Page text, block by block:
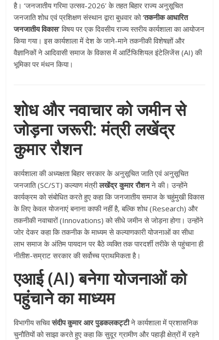
है। ‘जनजातीय गरिमा उत्सव-2026’ के तहत बिहार राज्य अनुसूचित
जनजाति शोध एवं प्रशिक्षण संस्थान द्वारा बुधवार को‘तकनीक आधारित
जनजातीय विकास’विषय पर एक दिवसीय राज्य स्तरीय कार्यशाला का आयोजन
किया गया। इस कार्यशाला में देश के जाने-माने तकनीकी विशेषज्ञों और
वैज्ञानिकों ने आदिवासी समाज के विकास में आर्टिफिशियल इंटेलिजेंस (AI) की
भूमिका पर मंथन किया।
शोध और नवाचार को जमीन से
जोड़ना जरूरी: मंत्री लखेंद्र
कुमार रौशन
कार्यशाला की अध्यक्षता बिहार सरकार के अनुसूचित जाति एवं अनुसूचित
जनजाति (SC/ST) कल्याण मंत्रीलखेंद्र कुमार रौशनने की। उन्होंने
कार्यक्रम को संबोधित करते हुए कहा कि जनजातीय समाज के चहुंमुखी विकास
के लिए केवल योजनाएं बनाना काफी नहीं है, बल्कि शोध (Research) और
तकनीकी नवाचारों (Innovations) को सीधे जमीन से जोड़ना होगा। उन्होंने
जोर देकर कहा कि तकनीक के माध्यम से कल्याणकारी योजनाओं का सीधा
लाभ समाज के अंतिम पायदान पर बैठे व्यक्ति तक पारदर्शी तरीके से पहुंचाना ही
नीतीश-सम्राट सरकार की सर्वोच्च प्राथमिकता है।
एआई (AI) बनेगा योजनाओं को
पहुंचाने का माध्यम
विभागीय सचिवसंदीप कुमार आर पुडकलकट्टीने कार्यशाला में प्रशासनिक
चुनौतियों को साझा करते हुए कहा कि सुदूर ग्रामीण और पहाड़ी क्षेत्रों में रहने